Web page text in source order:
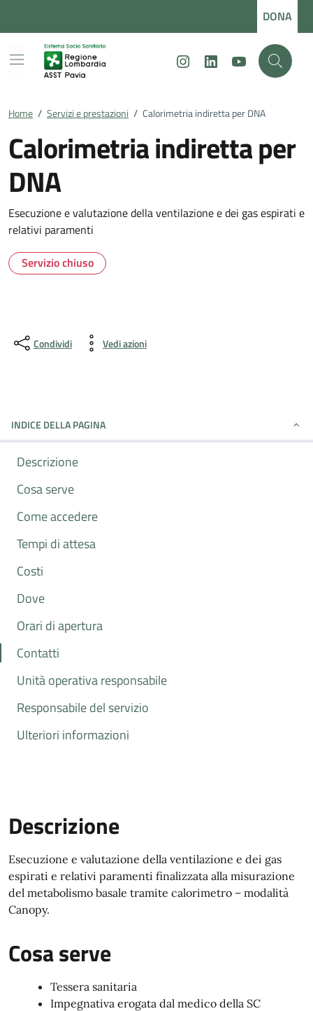
DONA
InstagramLinkedInYoutube
Home / Servizi e prestazioni / Calorimetria indiretta per DNA
Calorimetria indiretta per
DNA
Esecuzione e valutazione della ventilazione e dei gas espirati e
relativi paramenti
Servizio chiuso
Condividi Vedi azioni
INDICE DELLA PAGINA
Descrizione
Cosa serve
Come accedere
Tempi di attesa
Costi
Dove
Orari di apertura
Contatti
Unità operativa responsabile
Responsabile del servizio
Ulteriori informazioni
Descrizione
Esecuzione e valutazione della ventilazione e dei gas
espirati e relativi paramenti finalizzata alla misurazione
del metabolismo basale tramite calorimetro – modalità
Canopy.
Cosa serve
Tessera sanitaria
Impegnativa erogata dal medico della SC